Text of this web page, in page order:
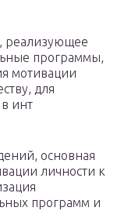
реализующее
программы,
мотивации
для
инт
основная
личности к
программ и